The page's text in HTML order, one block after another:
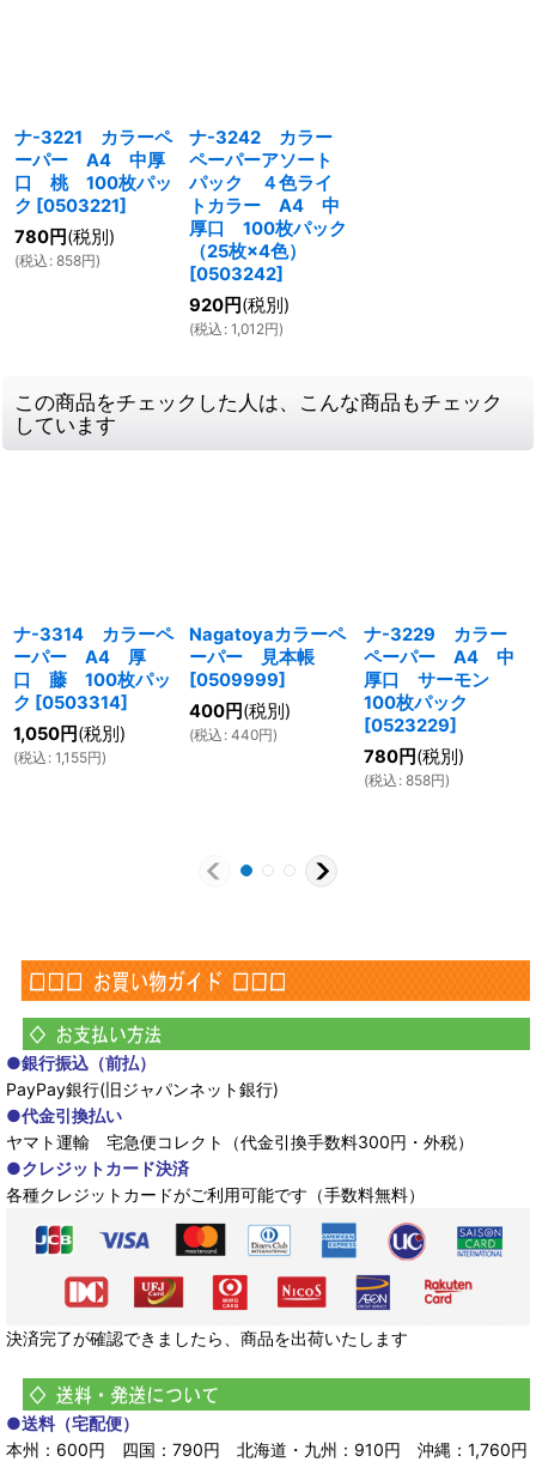
ナ-3221 カラーペ
ーパー A4 中厚
口 桃 100枚パッ
ク [0503221]
780円(税別)
(税込 : 858円)
ナ-3242 カラー
ペーパーアソート
パック ４色ライ
トカラー A4 中
厚口 100枚パック
（25枚×4色）
[0503242]
920円(税別)
(税込 : 1,012円)
この商品をチェックした人は、こんな商品もチェック
しています
ナ-3314 カラーペ
ーパー A4 厚
口 藤 100枚パッ
ク [0503314]
1,050円(税別)
(税込 : 1,155円)
Nagatoyaカラーペ
ーパー 見本帳
[0509999]
400円(税別)
(税込 : 440円)
ナ-3229 カラー
ペーパー A4 中
厚口 サーモン
100枚パック
[0523229]
780円(税別)
(税込 : 858円)
●銀行振込（前払）
PayPay銀行(旧ジャパンネット銀行)
●代金引換払い
ヤマト運輸 宅急便コレクト（代金引換手数料300円・外税）
●クレジットカード決済
各種クレジットカードがご利用可能です（手数料無料）
決済完了が確認できましたら、商品を出荷いたします
●送料（宅配便）
本州：600円 四国：790円 北海道・九州：910円 沖縄：1,760円